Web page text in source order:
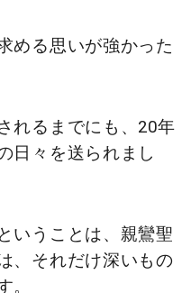
める思いが強かった
れるまでにも、20年
日々を送られまし
いうことは、親鸞聖
、それだけ深いもの
。